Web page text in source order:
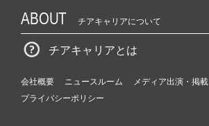
ABOUT チアキャリアについて
チアキャリアとは
会社概要 ニュースルーム
メディア出演・掲載
プライバシーポリシー